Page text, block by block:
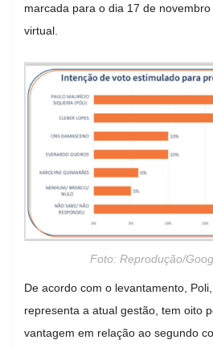
marcada para o dia 17 de
virtual.
Foto: Reprodução/
De acordo com o levantamento,
representa a atual gestão, tem oito
vantagem em relação ao segundo